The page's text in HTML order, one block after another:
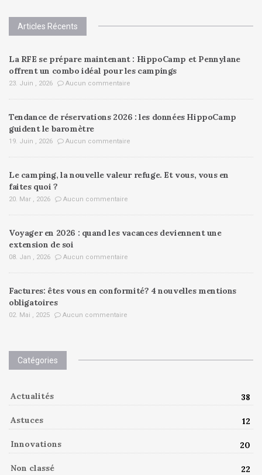
Articles Récents
La RFE se prépare maintenant : HippoCamp et Pennylane
offrent un combo idéal pour les campings
23. Juin , 2026 Aucun commentaire
Tendance de réservations 2026 : les données HippoCamp
guident le baromètre
19. Juin , 2026 Aucun commentaire
Le camping, la nouvelle valeur refuge. Et vous, vous en
faites quoi ?
20. Mar , 2026 Aucun commentaire
Voyager en 2026 : quand les vacances deviennent une
extension de soi
08. Jan , 2026 Aucun commentaire
Factures: êtes vous en conformité? 4 nouvelles mentions
obligatoires
02. Mai , 2025 Aucun commentaire
Catégories
Actualités 38
Astuces 12
Innovations 20
Non classé 22